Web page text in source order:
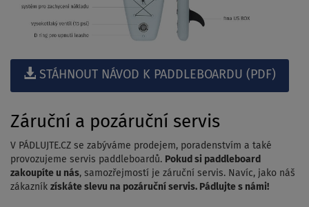
STÁHNOUT NÁVOD K PADDLEBOARDU (PDF)
Záruční a pozáruční servis
V PÁDLUJTE.CZ se zabýváme prodejem, poradenstvím a také
provozujeme servis paddleboardů. Pokud si paddleboard
zakoupíte u nás, samozřejmostí je záruční servis. Navíc, jako náš
zákazník získáte slevu na pozáruční servis. Pádlujte s námi!